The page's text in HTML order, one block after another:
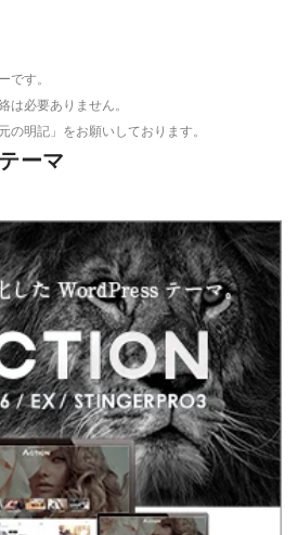
です。
は必要ありません。
の明記」をお願いしております。
ーマ